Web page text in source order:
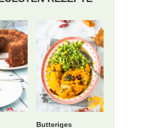
Butteriges